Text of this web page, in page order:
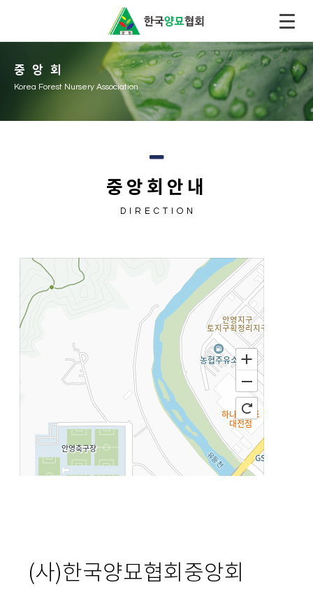
중앙회
Korea Forest Nursery Association
중앙회안내
DIRECTION
(사)한국양묘협회중앙회